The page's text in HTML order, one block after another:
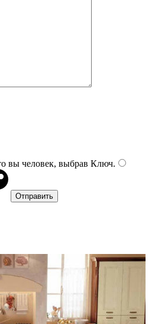
вы человек, выбрав Ключ.